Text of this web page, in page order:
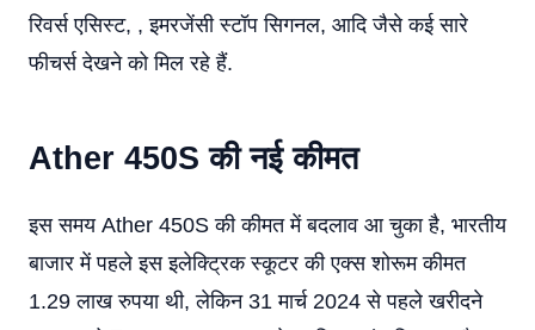
रिवर्स एसिस्ट, , इमरजेंसी स्टॉप सिगनल, आदि जैसे कई सारे
फीचर्स देखने को मिल रहे हैं.
Ather 450S कीनई कीमत
इस समय Ather 450S की कीमत में बदलाव आ चुका है, भारतीय
बाजार में पहले इस इलेक्ट्रिक स्कूटर की एक्स शोरूम कीमत
1.29 लाख रुपया थी, लेकिन 31 मार्च 2024 से पहले खरीदने